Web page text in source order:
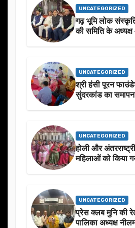
UNCATEGORIZED
गढ़ भूमि लोक
की समिति के
UNCATEGORIZED
श्री हंसी पूरन
सुंदरकांड का समापन
UNCATEGORIZED
होली और
महिलाओं को किया
UNCATEGORIZED
प्रेस क्लब मुनि की
पालिका अध्यक्ष